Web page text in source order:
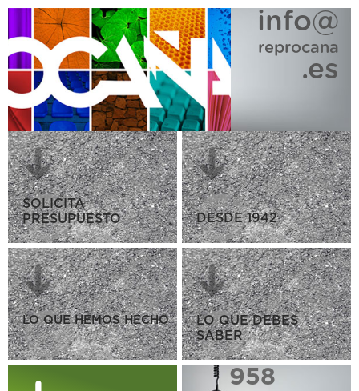
info@
reprocana
.es
SOLICITA
PRESUPUESTO
DESDE 1942
LO QUE HEMOS HECHO
LO QUE DEBES
SABER
958